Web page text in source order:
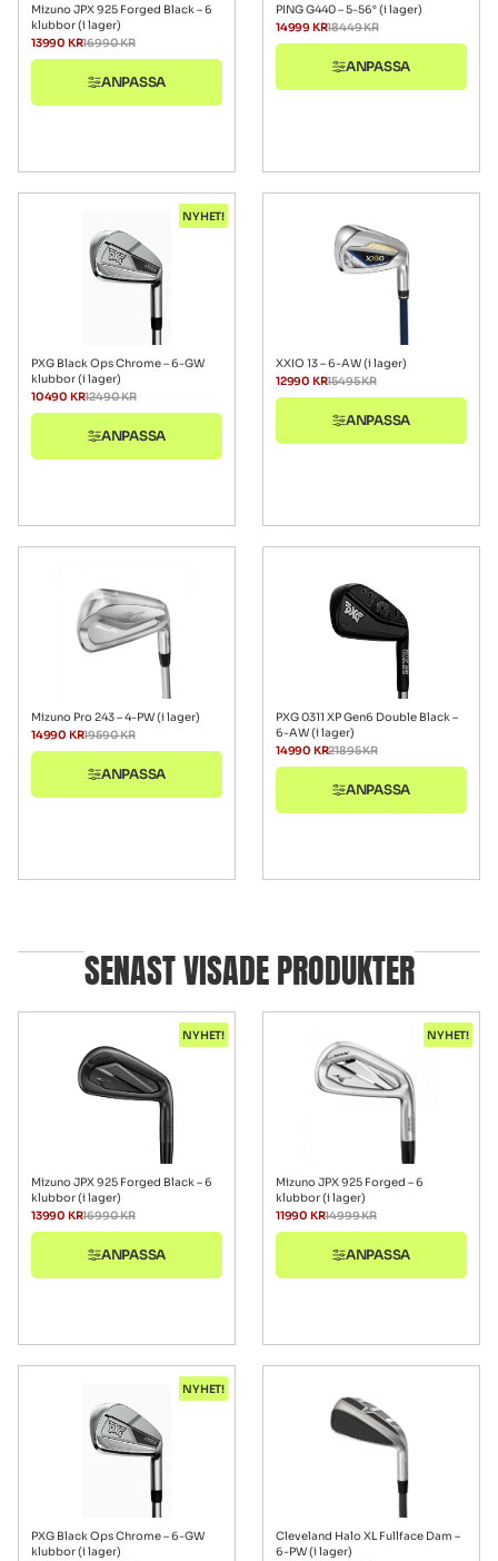
Mizuno JPX 925 Forged Black – 6
klubbor (i lager)
16990KR
13990 KR
ANPASSA
PING G440 – 5-56° (i lager)
18449KR
14999 KR
ANPASSA
NYHET!
PXG Black Ops Chrome – 6-GW
klubbor (i lager)
12490KR
10490 KR
ANPASSA
XXIO 13 – 6-AW (i lager)
15495KR
12990 KR
ANPASSA
Mizuno Pro 243 – 4-PW (i lager)
19590KR
14990 KR
ANPASSA
PXG 0311 XP Gen6 Double Black –
6-AW (i lager)
21895KR
14990 KR
ANPASSA
SENAST VISADE PRODUKTER
NYHET!
Mizuno JPX 925 Forged Black – 6
klubbor (i lager)
16990KR
13990 KR
ANPASSA
NYHET!
Mizuno JPX 925 Forged – 6
klubbor (i lager)
14999KR
11990 KR
ANPASSA
NYHET!
PXG Black Ops Chrome – 6-GW
klubbor (i lager)
Cleveland Halo XL Fullface Dam –
6-PW (i lager)